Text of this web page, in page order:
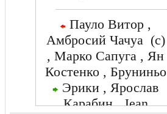
Пауло Витор ,
Амбросий Чачуа (c)
, Марко Сапуга , Ян
Костенко , Бруниньо
Эрики , Ярослав
Карабин , Jean